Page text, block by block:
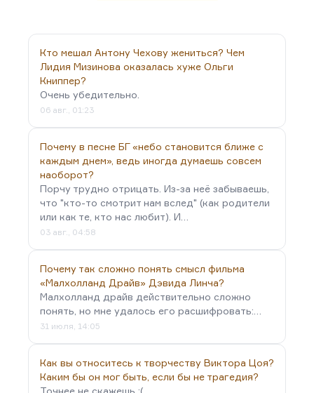
Кто мешал Антону Чехову жениться? Чем
Лидия Мизинова оказалась хуже Ольги
Книппер?
Очень убедительно.
06 авг., 01:23
Почему в песне БГ «небо становится ближе с
каждым днем», ведь иногда думаешь совсем
наоборот?
Порчу трудно отрицать. Из-за неё забываешь,
что "кто-то смотрит нам вслед" (как родители
или как те, кто нас любит). И…
03 авг., 04:58
Почему так сложно понять смысл фильма
«Малхолланд Драйв» Дэвида Линча?
Малхолланд драйв действительно сложно
понять, но мне удалось его расшифровать:…
31 июля, 14:05
Как вы относитесь к творчеству Виктора Цоя?
Каким бы он мог быть, если бы не трагедия?
Точнее не скажешь :(